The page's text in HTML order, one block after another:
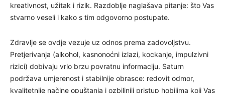
kreativnost, užitak i rizik. Razdoblje naglašava pitanje: što Vas
stvarno veseli i kako s tim odgovorno postupate.
Zdravlje se ovdje vezuje uz odnos prema zadovoljstvu.
Pretjerivanja (alkohol, kasnonoćni izlazi, kockanje, impulzivni
rizici) dobivaju vrlo brzu povratnu informaciju. Saturn
podržava umjerenost i stabilnije obrasce: redovit odmor,
kvalitetnije načine opuštanja i ozbiljniji pristup hobijima koji Vas